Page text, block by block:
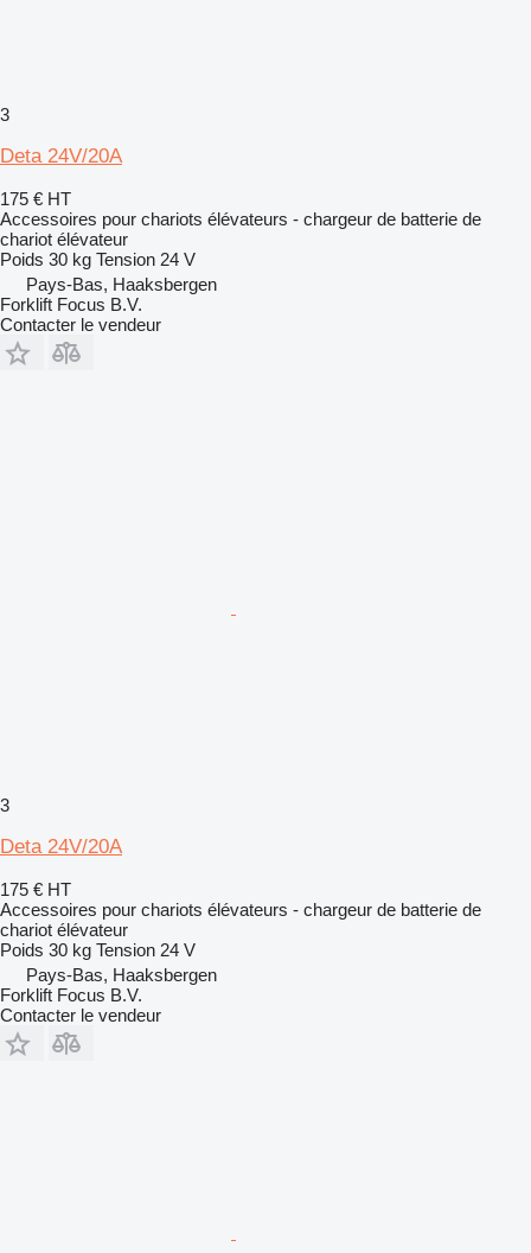
3
Deta 24V/20A
175 € HT
Accessoires pour chariots élévateurs - chargeur de batterie de
chariot élévateur
Poids 30 kg Tension 24 V
Pays-Bas, Haaksbergen
Forklift Focus B.V.
Contacter le vendeur
3
Deta 24V/20A
175 € HT
Accessoires pour chariots élévateurs - chargeur de batterie de
chariot élévateur
Poids 30 kg Tension 24 V
Pays-Bas, Haaksbergen
Forklift Focus B.V.
Contacter le vendeur